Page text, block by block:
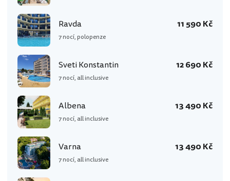
Ravda
7 nocí, polopenze
11 590 Kč
Sveti Konstantin
7 nocí, all inclusive
12 690 Kč
Albena
7 nocí, all inclusive
13 490 Kč
Varna
7 nocí, all inclusive
13 490 Kč